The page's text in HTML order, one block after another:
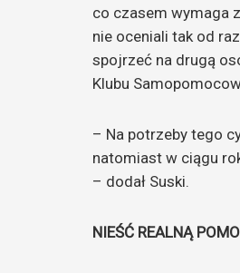
co czasem wymaga
nie oceniali tak od
spojrzeć na drugą
Klubu
– Na potrzeby tego
natomiast w ciągu
– dodał Suski.
NIEŚĆ REALNĄ